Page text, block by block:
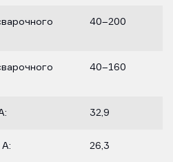
40–200
40–160
32,9
А: 26,3